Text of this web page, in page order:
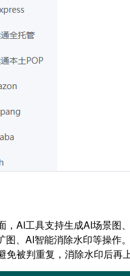
，AI工具支持生成AI场景图
图、AI智能消除水印等操作
免被判重复，消除水印后再